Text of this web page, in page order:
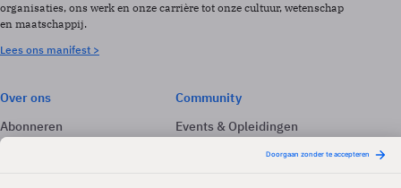
organisaties, ons werk en onze carrière tot onze cultuur, wetenschap
en maatschappij.
Lees ons manifest >
Over ons
Abonneren
Adverteren
Community
Events & Opleidingen